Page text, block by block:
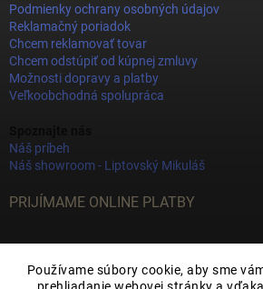
Používame súbory cookie, aby sme
Podmienky ochrany osobných údajov
Reklamačný poriadok
Chcem reklamovať tovar
Chcem odstúpiť od kúpnej zmluvy
Možnosti dopravy a platby
Veľkoobchodná spolupráca
Náš príbeh
Náš showroom - Liptovský Mikuláš
PRIJÍMAME ONLINE PLATBY